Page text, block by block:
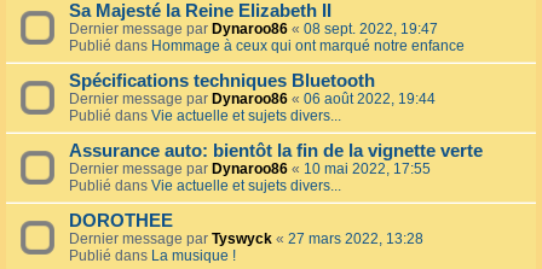
Sa Majesté la Reine Elizabeth II
Dernier message par Dynaroo86 « 08 sept. 2022, 19:47
Publié dans Hommage à ceux qui ont marqué notre enfance
Spécifications techniques Bluetooth
Dernier message par Dynaroo86 « 06 août 2022, 19:44
Publié dans Vie actuelle et sujets divers...
Assurance auto: bientôt la fin de la vignette verte
Dernier message par Dynaroo86 « 10 mai 2022, 17:55
Publié dans Vie actuelle et sujets divers...
DOROTHEE
Dernier message par Tyswyck « 27 mars 2022, 13:28
Publié dans La musique !